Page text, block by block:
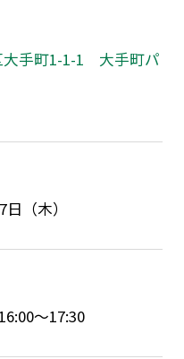
手町1-1-1 大手町パ
（木）
～17:30